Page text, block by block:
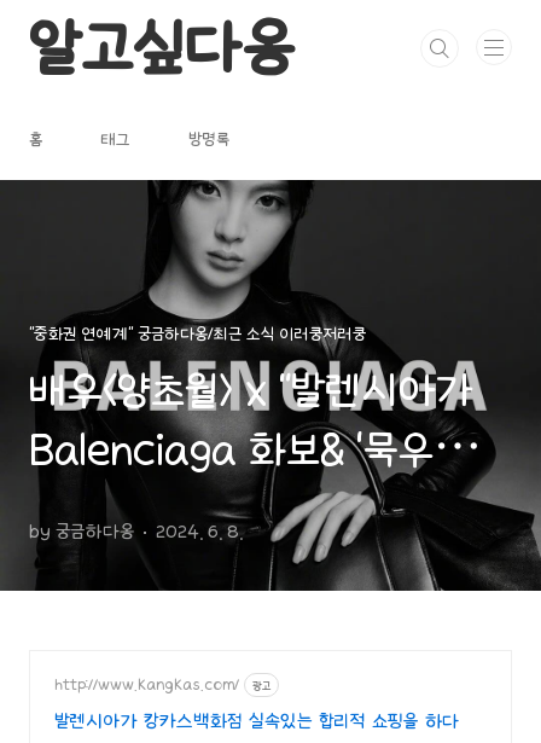
알고싶다옹
홈 태그 방명록
"중화권 연예계" 궁금하다옹/최근 소식 이러쿵저러쿵
배우<양초월> x "발렌시아가
Balenciaga 화보& '묵우운간'
사진,영상" x "연기때문에 비
난받고 있다고요? "(기사)
by 궁금하다옹 2024. 6. 8.
http://www.kangkas.com/ 광고
발렌시아가 캉카스백화점 실속있는 합리적 쇼핑을 하다